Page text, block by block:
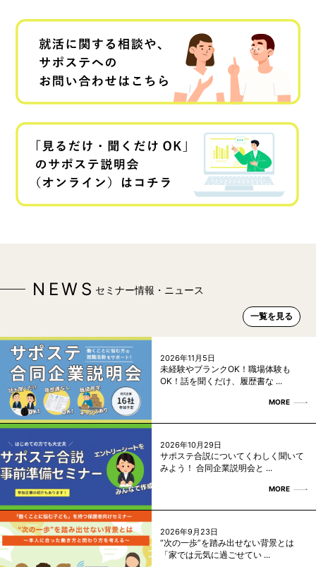
NEWS セミナー情報・ニュース
一覧を見る
2026年11月5日
未経験やブランクOK！職場体験も
OK！話を聞くだけ、履歴書な ...
MORE
2026年10月29日
サポステ合説についてくわしく聞いて
みよう！ 合同企業説明会と ...
MORE
2026年9月23日
“次の一歩”を踏み出せない背景とは
「家では元気に過ごせてい ...